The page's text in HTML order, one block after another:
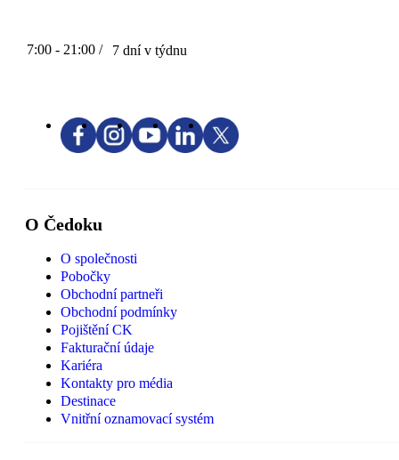
7:00 - 21:00 / 7 dní v týdnu
O Čedoku
O společnosti
Pobočky
Obchodní partneři
Obchodní podmínky
Pojištění CK
Fakturační údaje
Kariéra
Kontakty pro média
Destinace
Vnitřní oznamovací systém